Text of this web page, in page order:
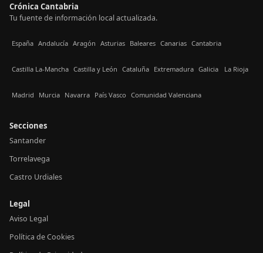
Crónica Cantabria
Tu fuente de información local actualizada.
España Andalucía Aragón Asturias Baleares Canarias Cantabria
Castilla La-Mancha Castilla y León Cataluña Extremadura Galicia La Rioja
Madrid Murcia Navarra País Vasco Comunidad Valenciana
Secciones
Santander
Torrelavega
Castro Urdiales
Legal
Aviso Legal
Política de Cookies